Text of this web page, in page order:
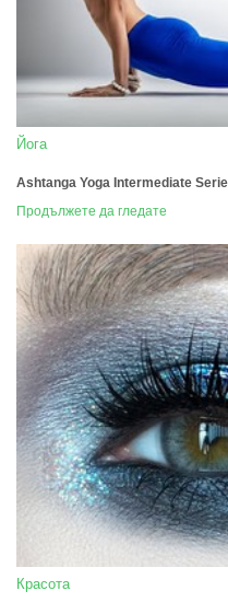
Йога
Ashtanga Yoga Intermediate
Продължете да гледате
Красота